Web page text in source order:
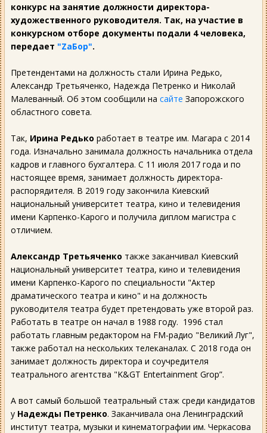
конкурс на занятие должности директора-
художественного руководителя. Так, на участие в
конкурсном отборе документы подали 4 человека,
передает "ZаБор".
Претендентами на должность стали Ирина Редько,
Александр Третьяченко, Надежда Петренко и Николай
Малеванный. Об этом сообщили на сайте Запорожского
областного совета.
Так, Ирина Редько работает в театре им. Магара с 2014
года. Изначально занимала должность начальника отдела
кадров и главного бухгалтера. С 11 июля 2017 года и по
настоящее время, занимает должность директора-
распорядителя. В 2019 году закончила Киевский
национальный университет театра, кино и телевидения
имени Карпенко-Карого и получила диплом магистра с
отличием.
Александр Третьяченко также заканчивал Киевский
национальный университет театра, кино и телевидения
имени Карпенко-Карого по специальности "Актер
драматического театра и кино" и на должность
руководителя театра будет претендовать уже второй раз.
Работать в театре он начал в 1988 году. 1996 стал
работать главным редактором на FM-радио "Великий Луг",
также работал на нескольких телеканалах. С 2018 года он
занимает должность директора и соучредителя
театрального агентства "K&GT Entertainment Grop”.
А вот самый большой театральный стаж среди кандидатов
у Надежды Петренко. Заканчивала она Ленинградский
институт театра, музыки и кинематографии им. Черкасова